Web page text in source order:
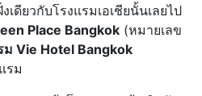
ดียวกับโรงแรมเอเชียนั้นเลยไป
Place Bangkok (หมายเลข
ม Vie Hotel Bangkok
รม